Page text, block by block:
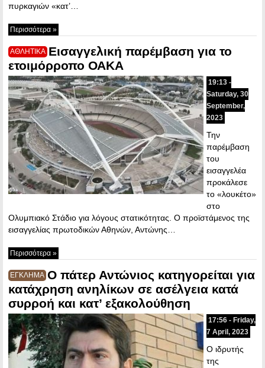
πυρκαγιών «κατ’…
Περισσότερα »
ΑΘΛΗΤΙΚΑ Εισαγγελική παρέμβαση για το
ετοιμόρροπο ΟΑΚΑ
19:13 -
Saturday, 30
September,
2023
Την
παρέμβαση
του
εισαγγελέα
προκάλεσε
το «λουκέτο»
στο
Ολυμπιακό Στάδιο για λόγους στατικότητας. Ο προϊστάμενος της
εισαγγελίας πρωτοδικών Αθηνών, Αντώνης…
Περισσότερα »
ΕΓΚΛΗΜΑ Ο πάτερ Αντώνιος κατηγορείται για
κατάχρηση ανηλίκων σε ασέλγεια κατά
συρροή και κατ’ εξακολούθηση
17:56 - Friday,
7 April, 2023
Ο ιδρυτής
της